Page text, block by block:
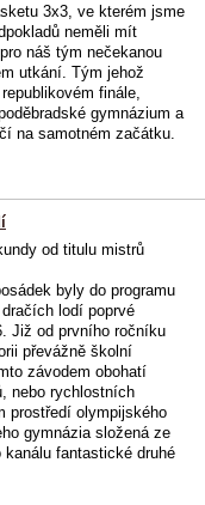
3x3, ve kterém jsme
neměli mít
náš tým nečekanou
utkání. Tým jehož
finále,
gymnázium a
na samotném začátku.
od titulu mistrů
byly do programu
lodí poprvé
Již od prvního ročníku
převážně školní
závodem obohatí
nebo rychlostních
prostředí olympijského
gymnázia složená ze
fantastické druhé